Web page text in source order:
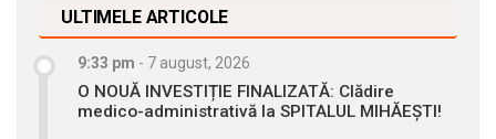
ULTIMELE ARTICOLE
9:33 pm - 7 august, 2026
O NOUĂ INVESTIȚIE FINALIZATĂ: Clădire
medico-administrativă la SPITALUL MIHĂEȘTI!